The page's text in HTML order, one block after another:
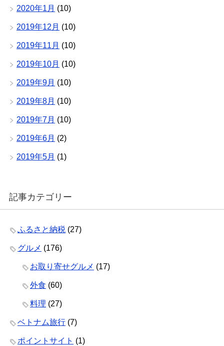
2020年1月 (10)
2019年12月 (10)
2019年11月 (10)
2019年10月 (10)
2019年9月 (10)
2019年8月 (10)
2019年7月 (10)
2019年6月 (2)
2019年5月 (1)
記事カテゴリー
ふるさと納税 (27)
グルメ (176)
お取り寄せグルメ (17)
外食 (60)
料理 (27)
ベトナム旅行 (7)
ポイントサイト (1)